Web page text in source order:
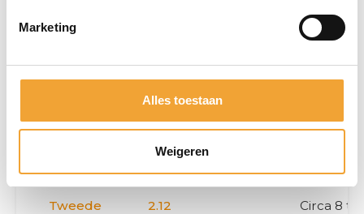
Marketing
Alles toestaan
Weigeren
Tweede
verdieping
Circa 3
Tweede
2.9
Circa 6
2.10
Tweede
2.12
Circa 8 tot